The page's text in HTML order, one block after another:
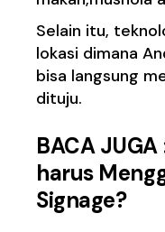
Selain itu,
lokasi dimana
bisa langsung
dituju.
BACA JUGA
harus
Signage?